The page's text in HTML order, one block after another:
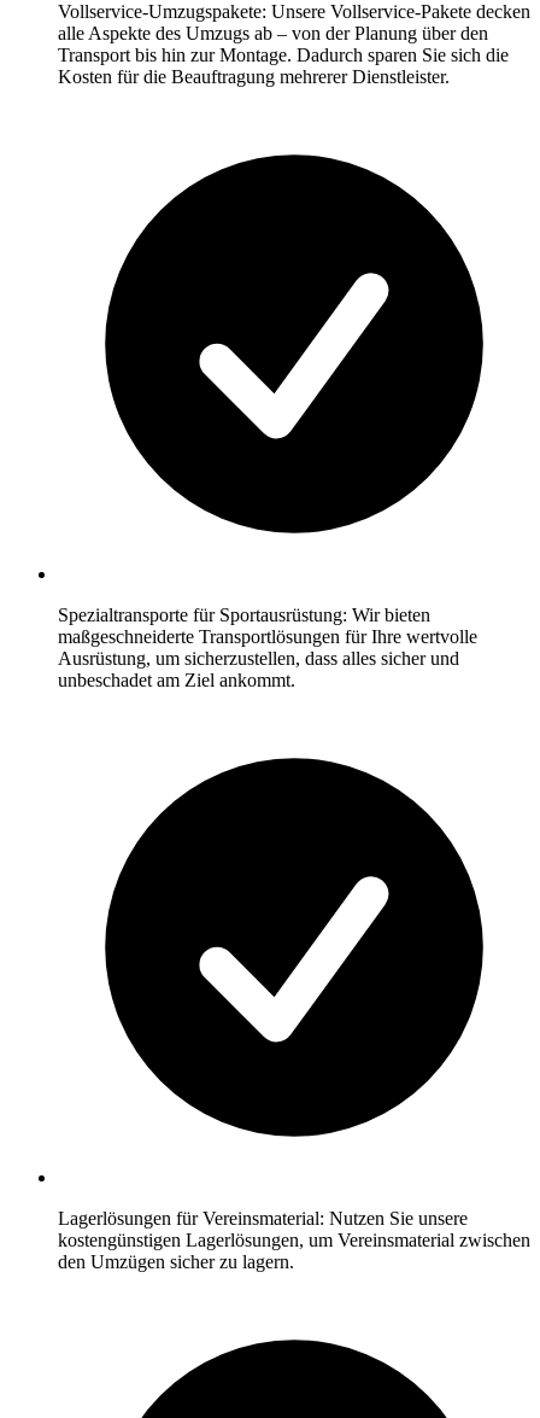
Vollservice-Umzugspakete: Unsere Vollservice-Pakete decken
alle Aspekte des Umzugs ab – von der Planung über den
Transport bis hin zur Montage. Dadurch sparen Sie sich die
Kosten für die Beauftragung mehrerer Dienstleister.
Spezialtransporte für Sportausrüstung: Wir bieten
maßgeschneiderte Transportlösungen für Ihre wertvolle
Ausrüstung, um sicherzustellen, dass alles sicher und
unbeschadet am Ziel ankommt.
Lagerlösungen für Vereinsmaterial: Nutzen Sie unsere
kostengünstigen Lagerlösungen, um Vereinsmaterial zwischen
den Umzügen sicher zu lagern.